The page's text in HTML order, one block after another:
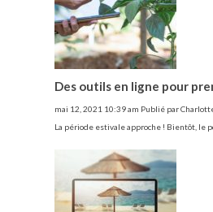
Des outils en ligne pour
mai 12, 2021 10:39 am Publié par
La période estivale approche ! Bientôt, le